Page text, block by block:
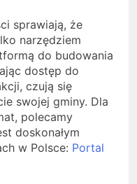
sprawiają, że
narzędziem
do budowania
dostęp do
czują się
swojej gminy. Dla
polecamy
doskonałym
w Polsce: Portal